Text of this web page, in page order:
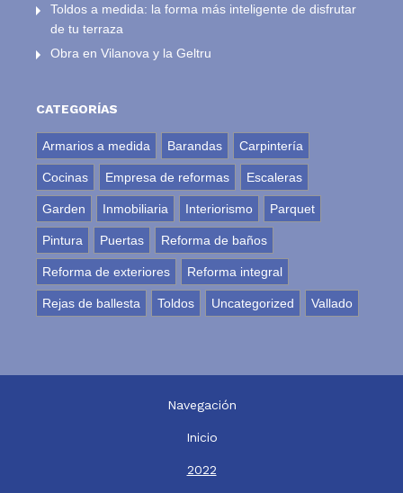
Toldos a medida: la forma más inteligente de disfrutar
de tu terraza
Obra en Vilanova y la Geltru
CATEGORÍAS
Armarios a medida Barandas Carpintería
Cocinas Empresa de reformas Escaleras
Garden Inmobiliaria Interiorismo Parquet
Pintura Puertas Reforma de baños
Reforma de exteriores Reforma integral
Rejas de ballesta Toldos Uncategorized Vallado
Navegación
Inicio
2022